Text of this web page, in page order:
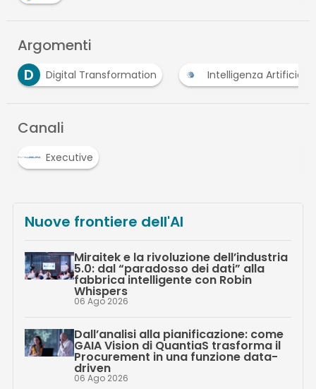
Argomenti
Intelligenza Artificiale U ufficio del
Canali
Executive
Nuove frontiere dell'AI
Miraitek e la rivoluzione dell’industria
5.0: dal “paradosso dei dati” alla
fabbrica intelligente con Robin
Whispers
06 Ago 2026
Dall’analisi alla pianificazione: come
GAIA Vision di QuantiaS trasforma il
Procurement in una funzione data-
driven
06 Ago 2026